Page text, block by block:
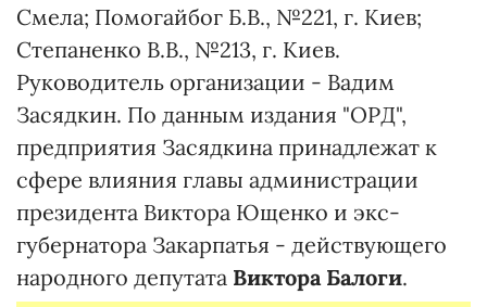
Смела; Помогайбог Б.В., №221, г. Киев;
Степаненко В.В., №213, г. Киев.
Руководитель организации - Вадим
Засядкин. По данным издания "ОРД",
предприятия Засядкина принадлежат к
сфере влияния главы администрации
президента Виктора Ющенко и экс-
губернатора Закарпатья - действующего
народного депутата Виктора Балоги.